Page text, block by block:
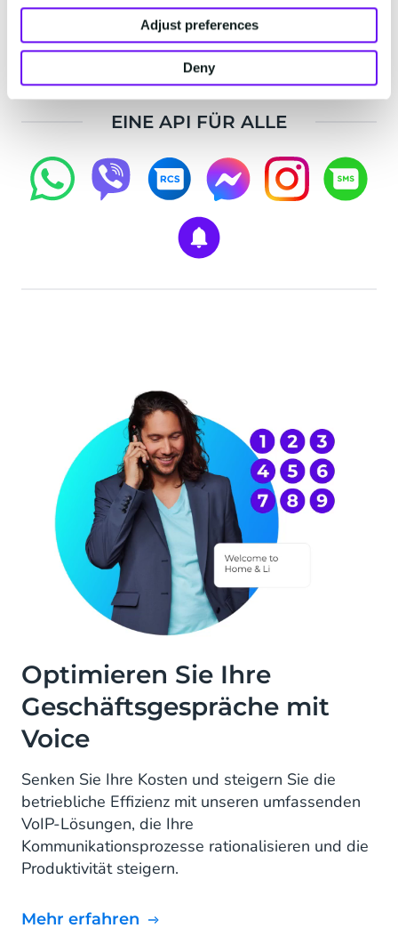
Adjust preferences
Deny
EINE API FÜR ALLE
Optimieren Sie Ihre
Geschäftsgespräche mit
Voice
Senken Sie Ihre Kosten und steigern Sie die
betriebliche Effizienz mit unseren umfassenden
VoIP-Lösungen, die Ihre
Kommunikationsprozesse rationalisieren und die
Produktivität steigern.
mehr erfahren